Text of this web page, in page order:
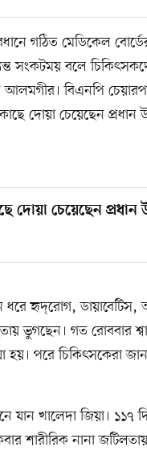
গঠিত মেডিকেল
সংকটময় বলে
বিএনপি
দোয়া চেয়েছেন প্রধান
দোয়া চেয়েছেন প্রধান
ধরে হৃদ্‌রোগ, ডায়াবেটিস,
ভুগছেন। গত রোববার
হয়। পরে চিকিৎসকেরা
যান খালেদা জিয়া। ১১৭
শারীরিক নানা